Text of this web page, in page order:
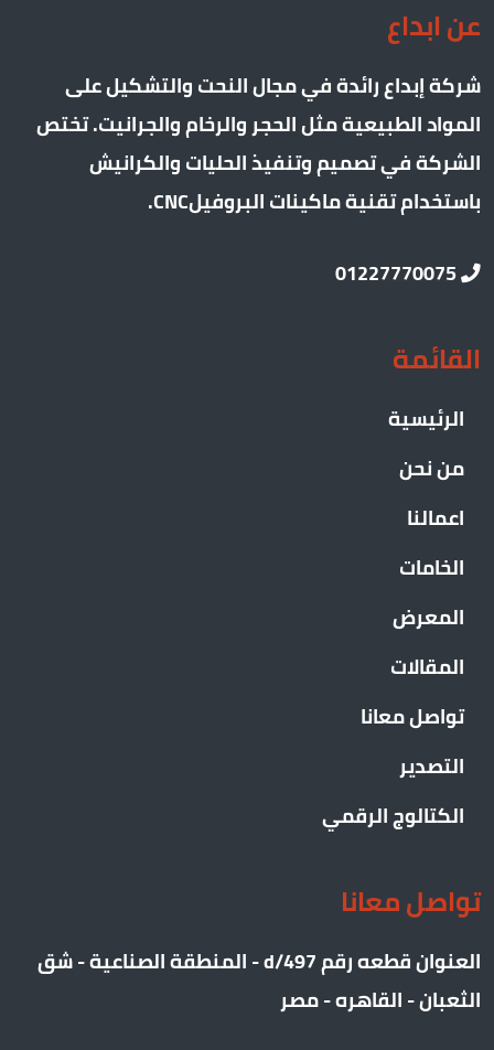
عن ابداع
شركة إبداع رائدة في مجال النحت والتشكيل على
المواد الطبيعية مثل الحجر والرخام والجرانيت. تختص
الشركة في تصميم وتنفيذ الحليات والكرانيش
باستخدام تقنية ماكينات البروفيلCNC.
01227770075
القائمة
الرئيسية
من نحن
اعمالنا
الخامات
المعرض
المقالات
تواصل معانا
التصدير
الكتالوج الرقمي
تواصل معانا
العنوان قطعه رقم 497/d - المنطقة الصناعية - شق
الثعبان - القاهره - مصر